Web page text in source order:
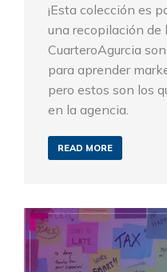
¡Esta colección es
una recopilación de
CuarteroAgurcia
para aprender
pero estos son los
en la agencia.
READ MORE